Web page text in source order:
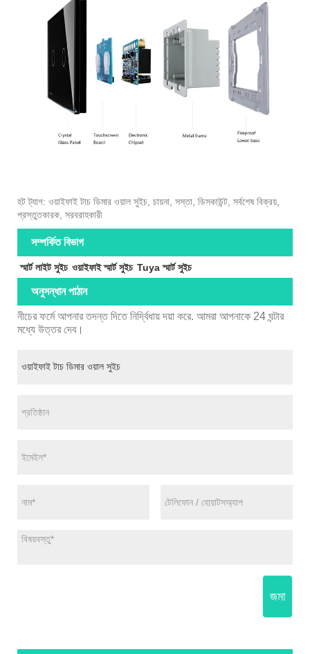
হট ট্যাগ: ওয়াইফাই টাচ ডিমার ওয়াল সুইচ, চায়না, সস্তা, ডিসকাউন্ট, সর্বশেষ বিক্রয়,
প্রস্তুতকারক, সরবরাহকারী
সম্পর্কিত বিভাগ
স্মার্ট লাইট সুইচ ওয়াইফাই স্মার্ট সুইচ Tuya স্মার্ট সুইচ
অনুসন্ধান পাঠান
নীচের ফর্মে আপনার তদন্ত দিতে নির্দ্বিধায় দয়া করে. আমরা আপনাকে 24 ঘন্টার
মধ্যে উত্তর দেব।
জমা